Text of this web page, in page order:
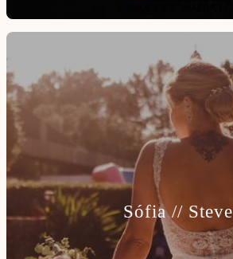
Sófia // Steve